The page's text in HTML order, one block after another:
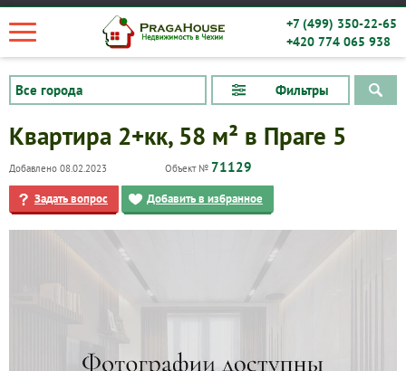
+7 (499) 350-22-65
+420 774 065 938
Фильтры
Квартира 2+кк, 58 м² в Праге 5
Добавлено 08.02.2023 Объект № 71129
Задать вопрос Добавить в избранное